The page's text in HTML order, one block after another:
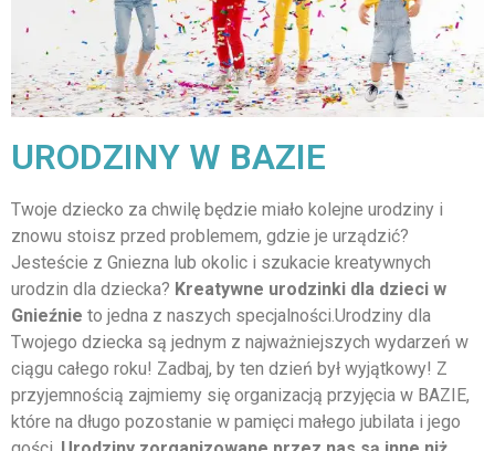
URODZINY W BAZIE
Twoje dziecko za chwilę będzie miało kolejne urodziny i
znowu stoisz przed problemem, gdzie je urządzić?
Jesteście z Gniezna lub okolic i szukacie kreatywnych
urodzin dla dziecka? Kreatywne urodzinki dla dzieci w
Gnieźnie to jedna z naszych specjalności.Urodziny dla
Twojego dziecka są jednym z najważniejszych wydarzeń w
ciągu całego roku! Zadbaj, by ten dzień był wyjątkowy! Z
przyjemnością zajmiemy się organizacją przyjęcia w BAZIE,
które na długo pozostanie w pamięci małego jubilata i jego